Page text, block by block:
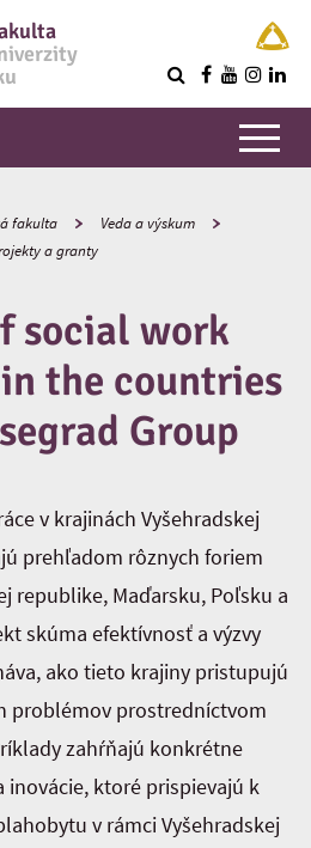
fakulta
Veda a výskum
a granty
social work
the countries
Group
v krajinách Vyšehradskej
prehľadom rôznych foriem
republike, Maďarsku, Poľsku a
skúma efektívnosť a výzvy
ako tieto krajiny pristupujú
problémov prostredníctvom
zahŕňajú konkrétne
inovácie, ktoré prispievajú k
v rámci Vyšehradskej